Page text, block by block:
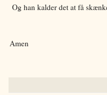
Og han kalder det at få
Amen